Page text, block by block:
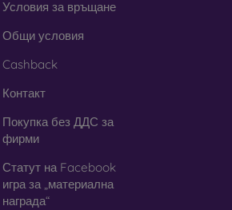
Условия за връщане
Общи условия
Cashback
Контакт
Покупка без ДДС за
фирми
Статут на Facebook
игра за „материална
награда“